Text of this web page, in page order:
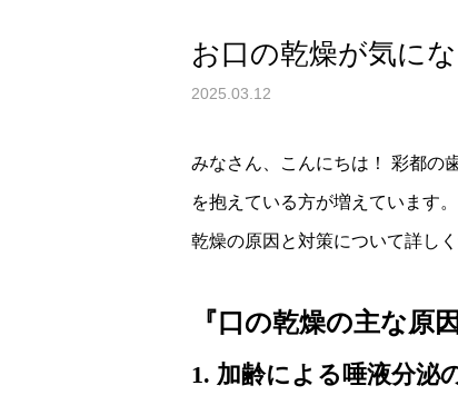
お口の乾燥が気に
2025.03.12
みなさん、こんにちは！ 彩都の
を抱えている方が増えています
乾燥の原因と対策について詳しく
『口の乾燥の主な原
1. 加齢による唾液分泌